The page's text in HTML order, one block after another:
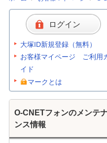
ログイン
大塚ID新規登録（無料）
お客様マイページ ご利用
イド
マークとは
O-CNETフォンのメンテ
ンス情報